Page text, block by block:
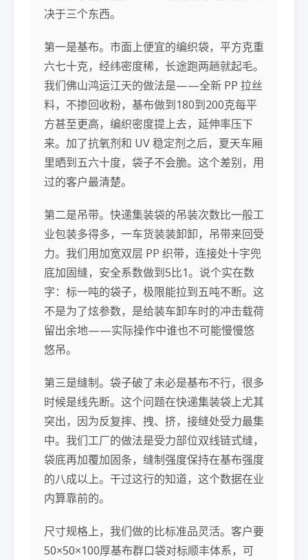
决于三个东西。
第一是基布。市面上便宜的编织袋，平方克重
六七十克，经纬密度稀，长途跑两趟就起毛。
我们佛山鸿运江天的做法是——全新 PP 拉丝
料，不掺回收粉，基布做到180到200克每平
方甚至更高，编织密度提上去，延伸率压下
来。加了抗氧剂和 UV 稳定剂之后，夏天车厢
里晒到五六十度，袋子不会脆。这个差别，用
过的客户最清楚。
第二是吊带。快递集装袋的吊装次数比一般工
业包装多得多，一车货装装卸卸，吊带来回受
力。我们用加宽双层 PP 织带，连接处十字兜
底加固缝，安全系数做到5比1。说个实在数
字：标一吨的袋子，极限能拉到五吨不断。这
不是为了炫参数，是给装车卸车时的冲击载荷
留出余地——实际操作中谁也不可能慢慢悠
悠吊。
第三是缝制。袋子破了未必是基布不行，很多
时候是线先断。这个问题在快递集装袋上尤其
突出，因为反复摔、拽、挤，接缝处受力最集
中。我们工厂的做法是受力部位双线链式缝，
袋底再加覆加固条，缝制强度保持在基布强度
的八成以上。干过这行的知道，这个数据在业
内算靠前的。
尺寸规格上，我们做的比标准品灵活。客户要
50×50×100厚基布群口袋对标顺丰体系，可